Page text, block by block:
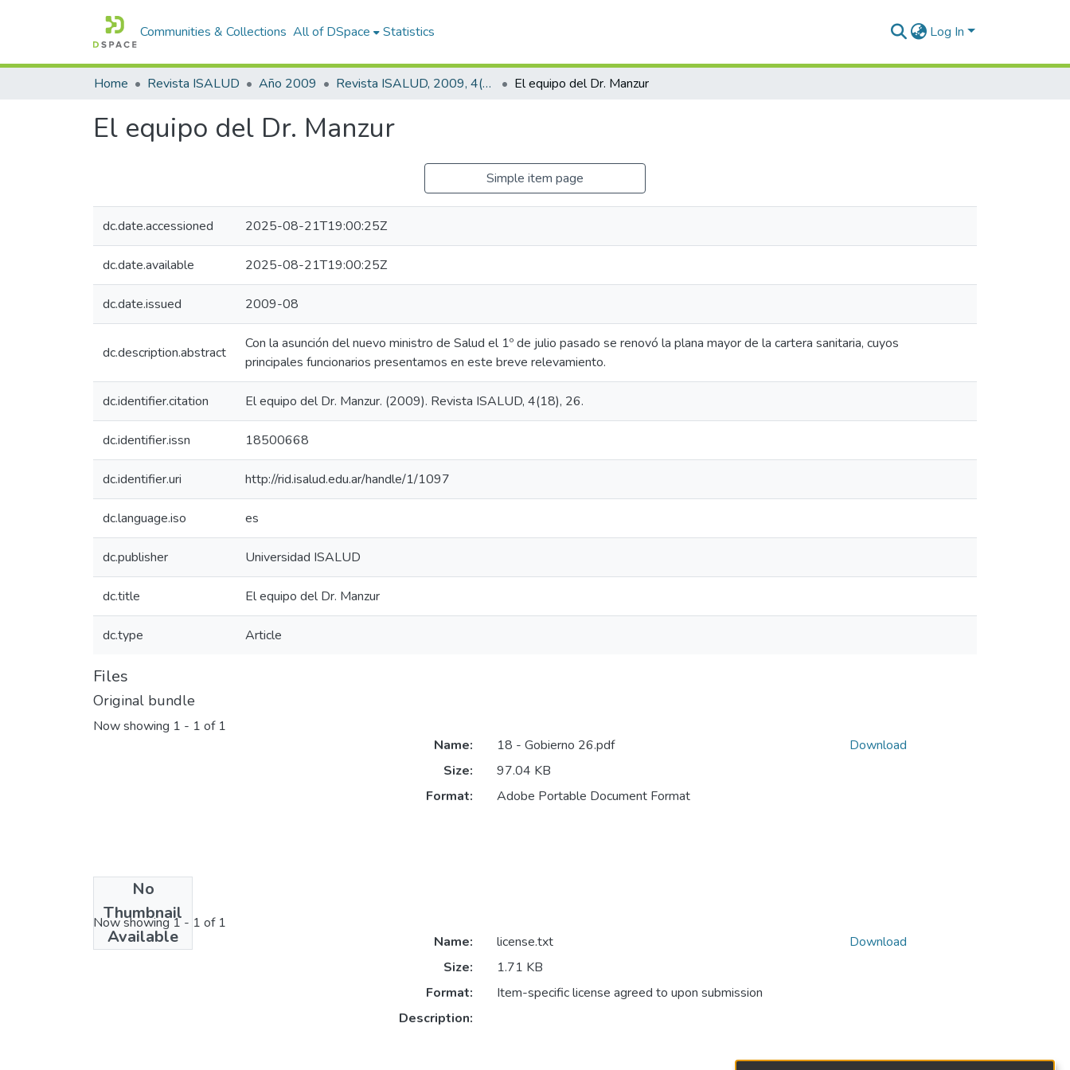
Communities & Collections All of DSpace Statistics Log In
Home Revista ISALUD Año 2009 Revista ISALUD, 2009, 4(18) El equipo del Dr. Manzur
El equipo del Dr. Manzur
Simple item page
dc.date.accessioned 2025-08-21T19:00:25Z
dc.date.available 2025-08-21T19:00:25Z
dc.date.issued 2009-08
dc.description.abstract
Con la asunción del nuevo ministro de Salud el 1º de julio pasado se renovó la plana mayor de la cartera sanitaria, cuyos
principales funcionarios presentamos en este breve relevamiento.
dc.identifier.citation El equipo del Dr. Manzur. (2009). Revista ISALUD, 4(18), 26.
dc.identifier.issn 18500668
dc.identifier.uri http://rid.isalud.edu.ar/handle/1/1097
dc.language.iso es
dc.publisher Universidad ISALUD
dc.title El equipo del Dr. Manzur
dc.type Article
Files
Original bundle
Now showing 1 - 1 of 1
No
Thumbnail
Available
Name:
18 - Gobierno 26.pdf
Size:
97.04 KB
Format:
Adobe Portable Document Format
Download
License bundle
Now showing1 - 1 of 1
Name:
license.txt
Size:
1.71 KB
Format:
Item-specific license agreed to upon submission
Description:
Download